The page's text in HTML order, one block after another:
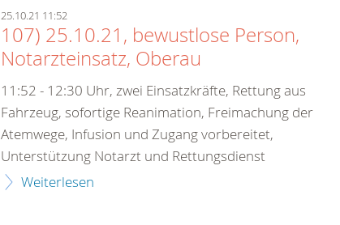
25.10.21 11:52
107) 25.10.21, bewustlose Person,
Notarzteinsatz, Oberau
11:52 - 12:30 Uhr, zwei Einsatzkräfte, Rettung aus
Fahrzeug, sofortige Reanimation, Freimachung der
Atemwege, Infusion und Zugang vorbereitet,
Unterstützung Notarzt und Rettungsdienst
Weiterlesen